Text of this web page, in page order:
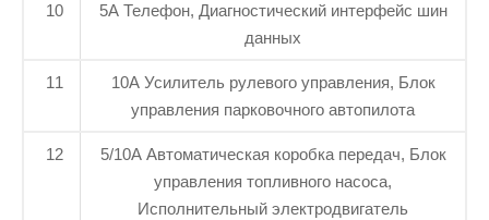
10
5A Телефон, Диагностический интерфейс шин
данных
11
10A Усилитель рулевого управления, Блок
управления парковочного автопилота
12
5/10A Автоматическая коробка передач, Блок
управления топливного насоса,
Исполнительный электродвигатель